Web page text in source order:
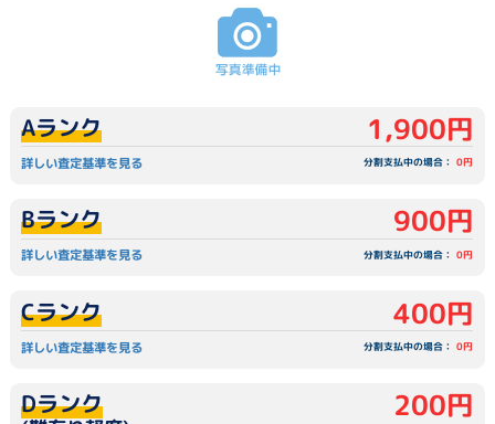
詳しい査定基準を見る
Aランク 1,900円
分割支払中の場合：0円
詳しい査定基準を見る
Bランク 900円
分割支払中の場合：0円
詳しい査定基準を見る
Cランク 400円
分割支払中の場合：0円
Dランク 200円